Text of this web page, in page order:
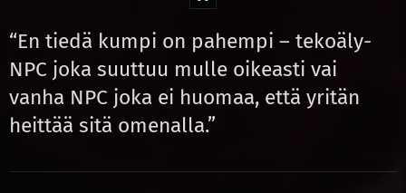
“En tiedä kumpi on pahempi – tekoäly-
NPC joka suuttuu mulle oikeasti vai
vanha NPC joka ei huomaa, että yritän
heittää sitä omenalla.”